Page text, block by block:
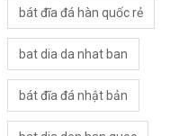
bát đĩa đá hàn quốc rẻ
bat dia da nhat ban
bát đĩa đá nhật bản